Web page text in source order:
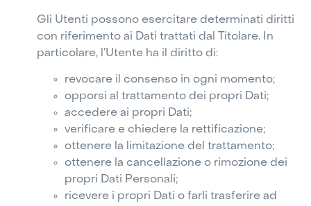
Gli Utenti possono esercitare determinati diritti
con riferimento ai Dati trattati dal Titolare. In
particolare, l’Utente ha il diritto di:
revocare il consenso in ogni momento;
opporsi al trattamento dei propri Dati;
accedere ai propri Dati;
verificare e chiedere la rettificazione;
ottenere la limitazione del trattamento;
ottenere la cancellazione o rimozione dei
propri Dati Personali;
ricevere i propri Dati o farli trasferire ad